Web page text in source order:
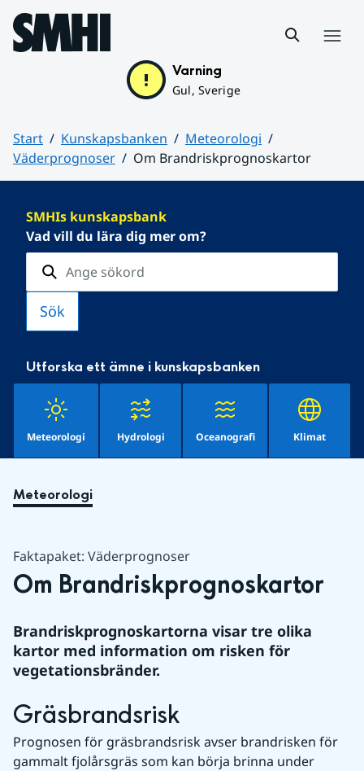
Hoppa till sidans innehåll
Varning
Gul, Sverige
Start Kunskapsbanken
Meteorologi
Väderprognoser
Om Brandriskprognoskartor
SMHIs kunskapsbank
Vad vill du lära dig mer om?
Utforska ett ämne i kunskapsbanken
Meteorologi Hydrologi Oceanografi Klimat
Meteorologi
Faktapaket: Väderprognoser
Om Brandriskprognoskartor
Brandriskprognoskartorna visar tre olika
kartor med information om risken för
vegetationsbränder.
Gräsbrandsrisk
Prognosen för gräsbrandsrisk avser brandrisken för
gammalt fjolårsgräs som kan börja brinna under